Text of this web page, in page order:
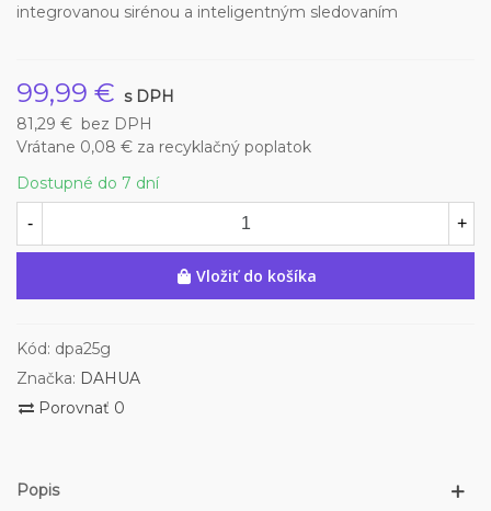
integrovanou sirénou a inteligentným sledovaním
99,99 € s DPH
81,29 € bez DPH
Vrátane 0,08 € za recyklačný poplatok
Dostupné do 7 dní
- +
Vložiť do košíka
Kód: dpa25g
Značka: DAHUA
Porovnať 0
Popis